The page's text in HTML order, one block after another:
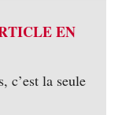
EN
c’est la seule